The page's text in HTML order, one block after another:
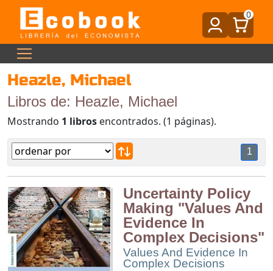
0
Heazle, Michael
Libros de: Heazle, Michael
Mostrando 1 libros encontrados. (1 páginas).
1
Uncertainty Policy
Making "Values And
Evidence In
Complex Decisions"
Values And Evidence In
Complex Decisions